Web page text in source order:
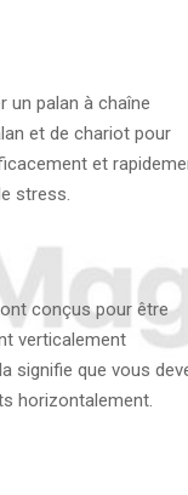
un palan à chaîne
et de chariot pour
et
stress.
conçus pour être
verticalement
signifie que vous
horizontalement.